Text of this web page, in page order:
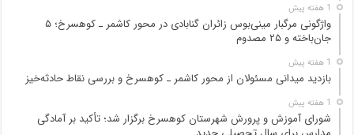
1 هفته پیش
واژگونی مرگبار مینی‌بوس زائران گنابادی در محور کاشمر ـ کوهسرخ؛ ۵
جان‌باخته و ۲۵ مصدوم
1 هفته پیش
بازدید میدانی مسئولان از محور کاشمر ـ کوهسرخ و بررسی نقاط حادثه‌خیز
1 هفته پیش
شورای آموزش و پرورش شهرستان کوهسرخ برگزار شد؛ تأکید بر آمادگی